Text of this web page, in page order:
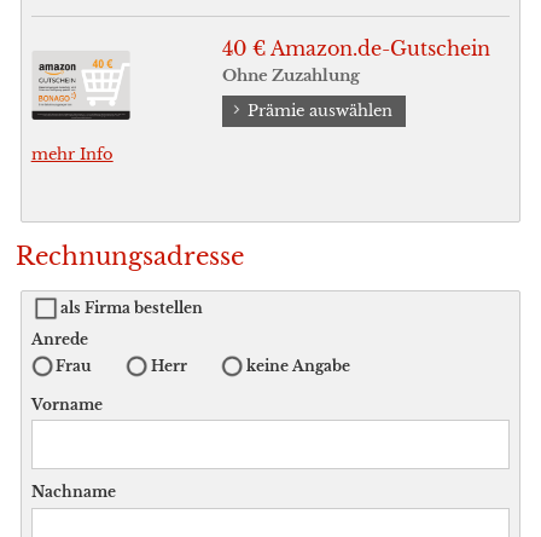
mehr Info
40 € Amazon.de-Gutschein
Ohne Zuzahlung
Prämie auswählen
Rechnungsadresse
als Firma bestellen
Anrede
Frau
Herr keine Angabe
Vorname
Nachname